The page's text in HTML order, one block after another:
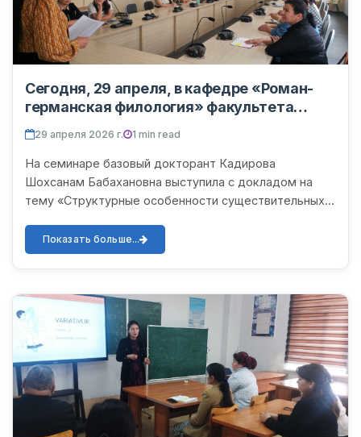
Сегодня, 29 апреля, в кафедре «Роман-
германская филология» факультета
иностранных филологий Ургенчского
государственного университета имени
Абу Райхона Беруни состоялся очередной
научно-теоретический семинар.
29 апреля 2026 г. 1 min read
На семинаре базовый докторант Кадирова
Шохсанам Бабахановна выступила с докладом на
тему «Структурные особенности существительных,
узбекском языках». В семина...
Показать больше...